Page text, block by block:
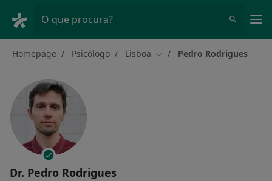
O que procura?
Homepage Psicólogo Lisboa Mudar de cidade
Pedro Rodrigues
Dr. Pedro Rodrigues